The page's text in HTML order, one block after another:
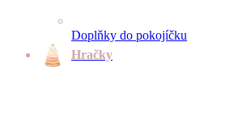
Doplňky do pokojíčku
Hračky